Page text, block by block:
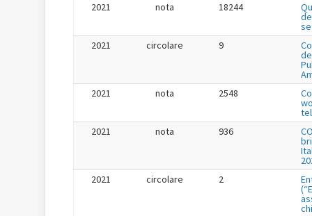
2021
nota 18244
2021
circolare 9
2021
nota 2548
2021
nota 936
2021
circolare 2